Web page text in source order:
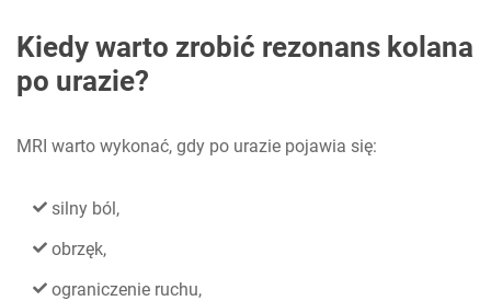
Kiedy warto zrobić rezonans kolana
po urazie?
MRI warto wykonać, gdy po urazie pojawia się:
silny ból,
obrzęk,
ograniczenie ruchu,